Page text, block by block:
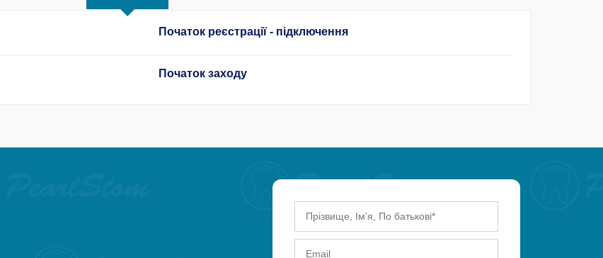
Початок реєстрації - підключення
Початок заходу